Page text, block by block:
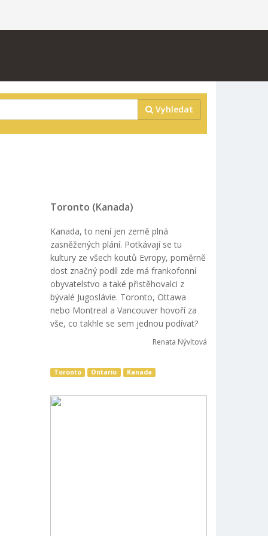
Vyhledat
Toronto (Kanada)
Kanada, to není jen země plná
zasněžených plání. Potkávají se tu
kultury ze všech koutů Evropy, poměrně
dost značný podíl zde má frankofonní
obyvatelstvo a také přistěhovalci z
bývalé Jugoslávie. Toronto, Ottawa
nebo Montreal a Vancouver hovoří za
vše, co takhle se sem jednou podívat?
Renata Nývltová
Toronto Ontario Kanada